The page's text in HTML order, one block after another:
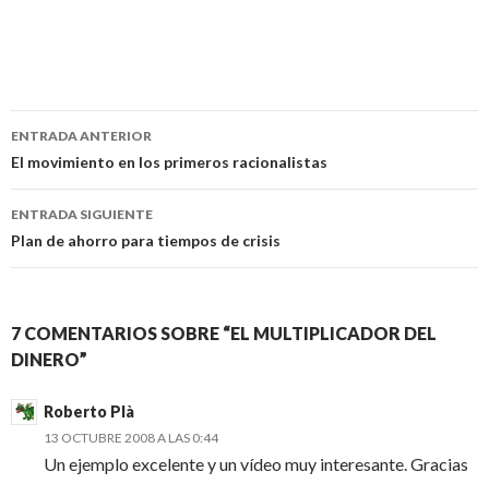
Navegación
de
entradas
ENTRADA ANTERIOR
El movimiento en los primeros racionalistas
ENTRADA SIGUIENTE
Plan de ahorro para tiempos de crisis
7 COMENTARIOS SOBRE “EL MULTIPLICADOR DEL
DINERO”
Roberto Plà
13 OCTUBRE 2008 A LAS 0:44
Un ejemplo excelente y un vídeo muy interesante. Gracias